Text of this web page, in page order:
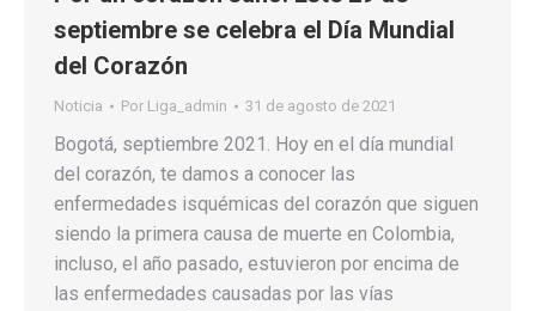
septiembre se celebra el Día Mundial
del Corazón
Noticia Por Liga_admin 31 de agosto de 2021
Bogotá, septiembre 2021. Hoy en el día mundial
del corazón, te damos a conocer las
enfermedades isquémicas del corazón que siguen
siendo la primera causa de muerte en Colombia,
incluso, el año pasado, estuvieron por encima de
las enfermedades causadas por las vías